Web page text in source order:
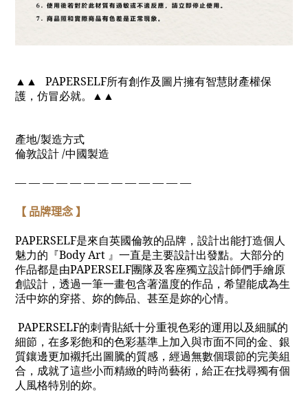
▲▲ PAPERSELF所有創作及圖片擁有智慧財產權保
護，仿冒必就。
▲▲
產地/製造方式
倫敦設計/中國製造
— — — — — — — — — — — — —
【 品牌理念 】
PAPERSELF是來自英國倫敦的品牌 ， 設計出能打造個人
魅力的『Body Art 』一直是主要設計出發點。大部分的
作品都是由PAPERSELF團隊及客座獨立設計師們手繪原
創設計，透過一筆一畫包含著溫度的作品，希望能成為生
活中妳的穿搭、妳的飾品、甚至是妳的心情。
PAPERSELF的刺青貼紙十分重視色彩的運用以及細膩的
細節，在多彩飽和的色彩基準上加入與市面不同的金、銀
質鑲邊更加襯托出圖騰的質感，經過無數個環節的完美組
合，成就了這些小而精緻的時尚藝術，給正在找尋獨有個
人風格特別的妳。